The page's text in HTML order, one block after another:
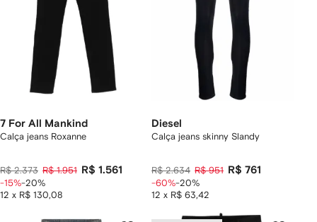
7 For All Mankind
Calça jeans Roxanne
R$ 2.373 R$ 1.951 R$ 1.561
12 x R$ 130,08
-15%-20%
Diesel
Calça jeans skinny Slandy
R$ 2.634 R$ 951 R$ 761
12 x R$ 63,42
-60%-20%